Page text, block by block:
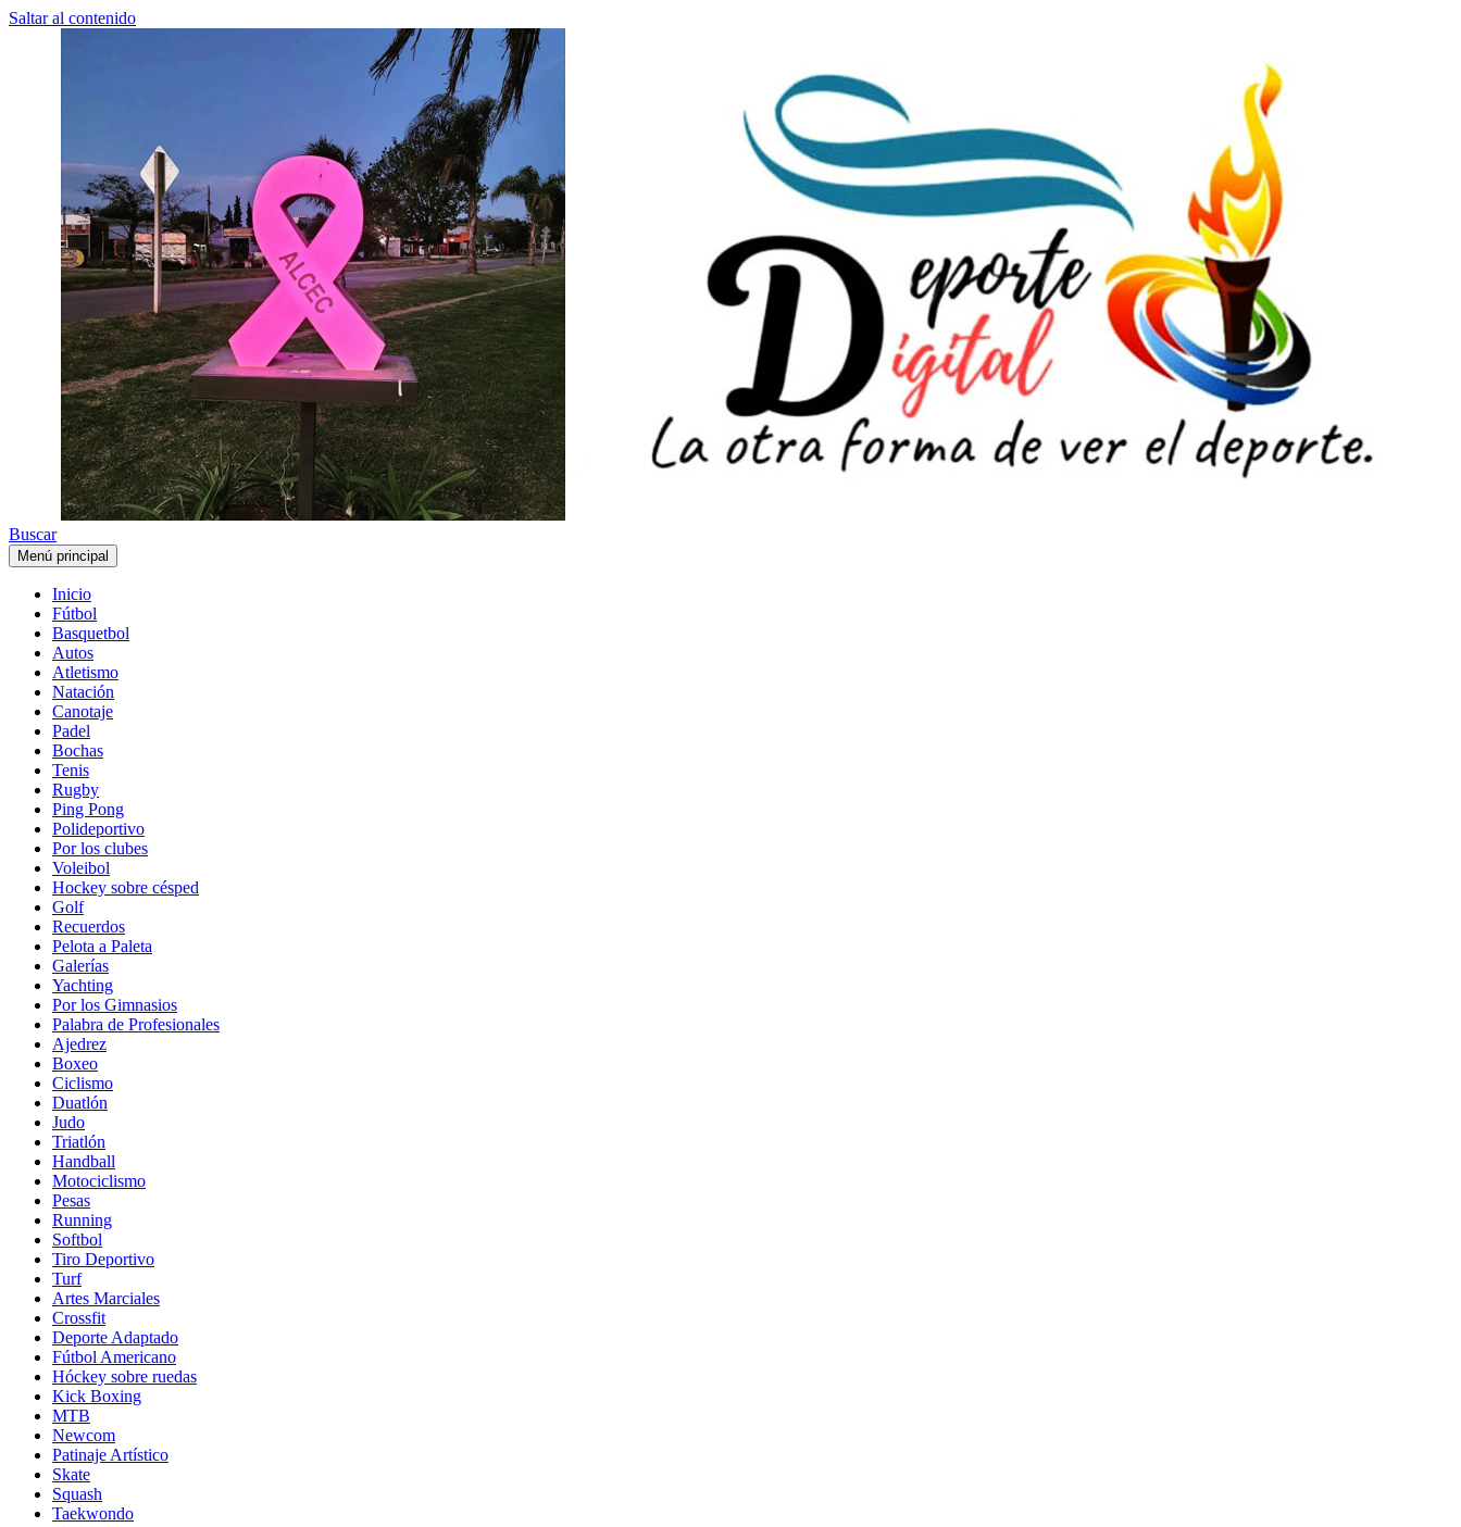
Saltar al contenido
Buscar
Menú principal
Inicio
Fútbol
Basquetbol
Autos
Atletismo
Natación
Canotaje
Padel
Bochas
Tenis
Rugby
Ping Pong
Polideportivo
Por los clubes
Voleibol
Hockey sobre césped
Golf
Recuerdos
Pelota a Paleta
Galerías
Yachting
Por los Gimnasios
Palabra de Profesionales
Ajedrez
Boxeo
Ciclismo
Duatlón
Judo
Triatlón
Handball
Motociclismo
Pesas
Running
Softbol
Tiro Deportivo
Turf
Artes Marciales
Crossfit
Deporte Adaptado
Fútbol Americano
Hóckey sobre ruedas
Kick Boxing
MTB
Newcom
Patinaje Artístico
Skate
Squash
Taekwondo